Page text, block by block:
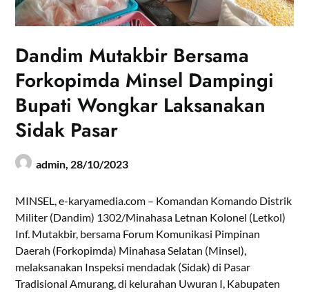
Dandim Mutakbir Bersama
Forkopimda Minsel Dampingi
Bupati Wongkar Laksanakan
Sidak Pasar
admin, 28/10/2023
MINSEL, e-karyamedia.com – Komandan Komando Distrik
Militer (Dandim) 1302/Minahasa Letnan Kolonel (Letkol)
Inf. Mutakbir, bersama Forum Komunikasi Pimpinan
Daerah (Forkopimda) Minahasa Selatan (Minsel),
melaksanakan Inspeksi mendadak (Sidak) di Pasar
Tradisional Amurang, di kelurahan Uwuran I, Kabupaten